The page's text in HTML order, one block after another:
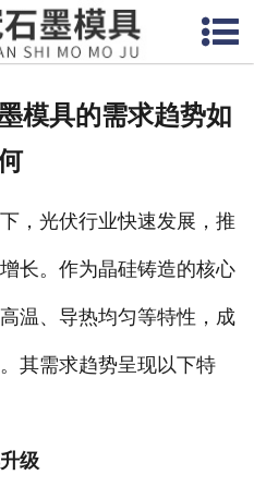
网站首页
联系我们
模具的需求趋势如
光伏行业快速发展，推
长。作为晶硅铸造的核心
温、导热均匀等特性，成
其需求趋势呈现以下特
级